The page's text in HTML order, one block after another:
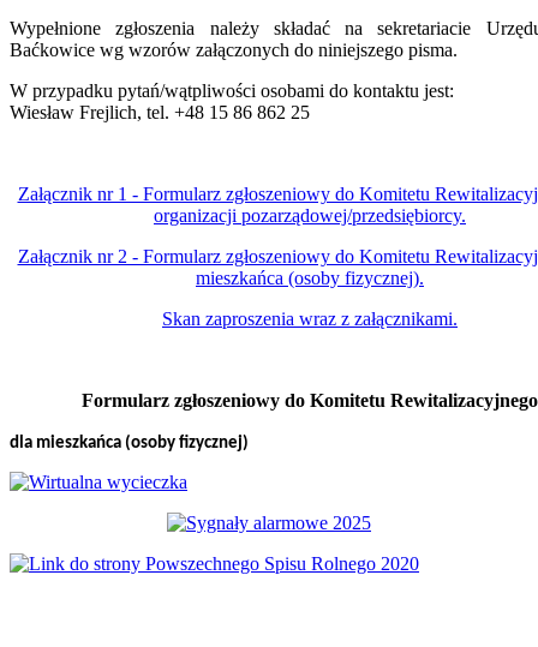
Wypełnione zgłoszenia należy składać na sekretariacie
Baćkowice wg wzorów załączonych do niniejszego pisma.
W przypadku pytań/wątpliwości osobami do kontaktu jest:
Wiesław Frejlich, tel. +48 15 86 862 25
Załącznik nr 1 - Formularz zgłoszeniowy do Komitetu
organizacji pozarządowej/przedsiębiorcy.
Załącznik nr 2 - Formularz zgłoszeniowy do Komitetu
mieszkańca (osoby fizycznej).
Skan zaproszenia wraz z załącznikami.
Formularz zgłoszeniowy do Komitetu Rewitalizacyjnego
dla mieszkańca (osoby fizycznej)